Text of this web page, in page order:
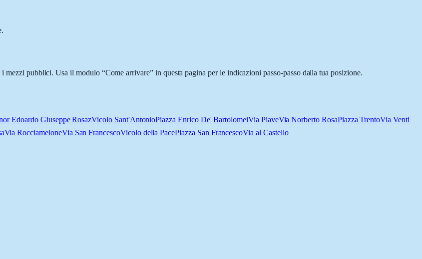
pubblici. Usa il modulo “Come arrivare” in questa pagina per le indicazioni passo-passo dalla tua posizione.
Edoardo Giuseppe RosazVicolo Sant'AntonioPiazza Enrico De' BartolomeiVia PiaveVia Norberto RosaPiazza TrentoVia Venti
Via RocciameloneVia San FrancescoVicolo della PacePiazza San FrancescoVia al Castello